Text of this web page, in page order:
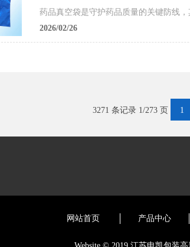
2026/02/26
3271 条记录 1/273 页 1
网站首页 产品中心